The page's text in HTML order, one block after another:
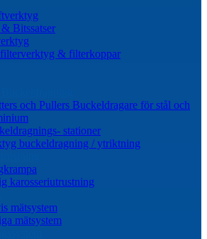
Bitssatser
& filterkoppar
och Pullers Buckeldragare för stål och
stationer
buckeldragning / ytriktning
karosseriutrustning
mätsystem
mätsystem